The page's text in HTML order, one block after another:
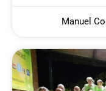
Manuel